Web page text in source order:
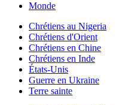
Monde
Chrétiens au Nigeria
Chrétiens d'Orient
Chrétiens en Chine
Chrétiens en Inde
États-Unis
Guerre en Ukraine
Terre sainte